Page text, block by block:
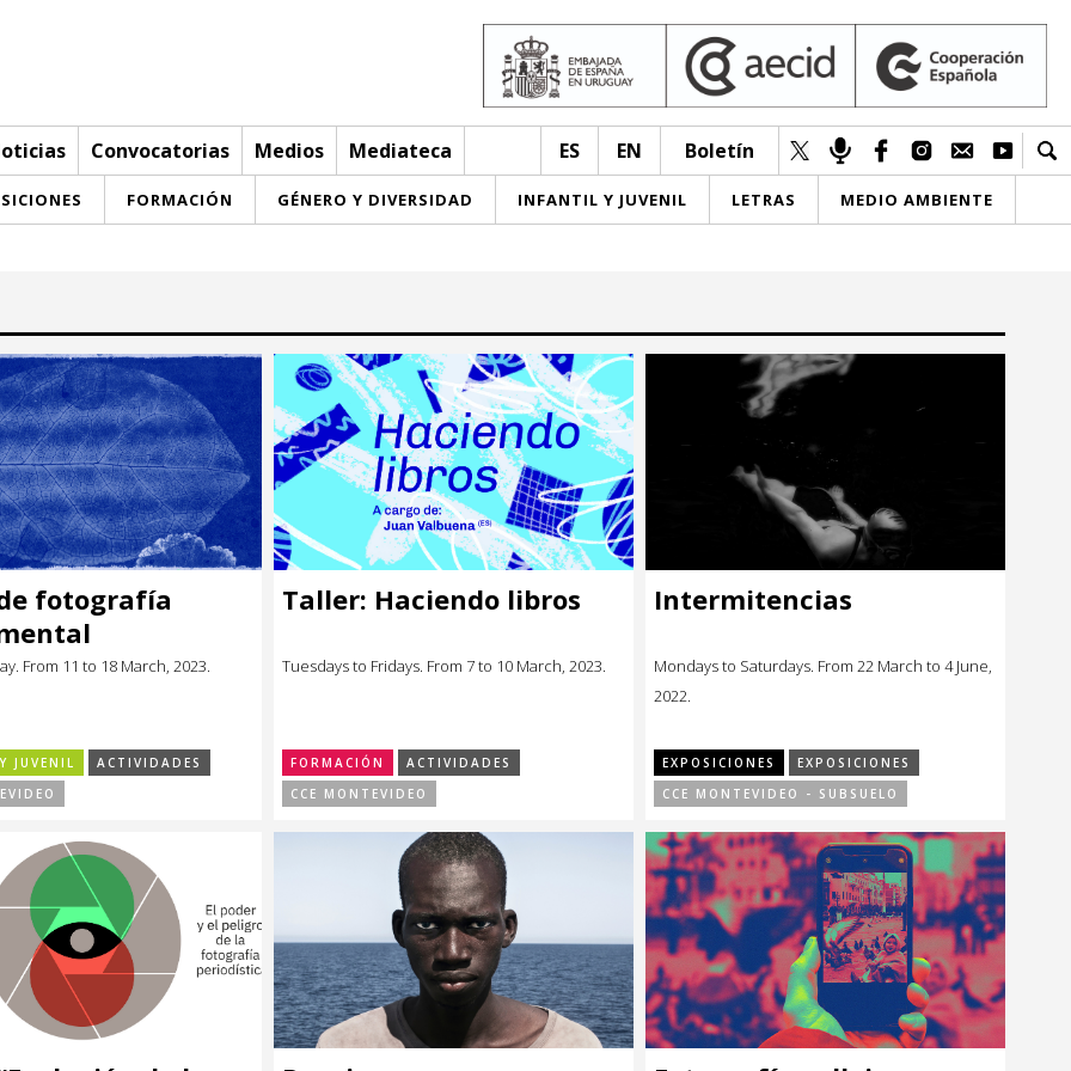
Convocatorias Medios Mediateca ES EN Boletín
FORMACIÓN GÉNERO Y DIVERSIDAD INFANTIL Y JUVENIL LETRAS MEDIO AMBIENTE
fotografía
From 11 to 18 March, 2023.
JUVENIL
ACTIVIDADES
Taller: Haciendo libros
Tuesdays to Fridays. From 7 to 10 March, 2023.
FORMACIÓN
ACTIVIDADES
CCE MONTEVIDEO
Intermitencias
Mondays to Saturdays. From 22 March to 4 June,
2022.
EXPOSICIONES
EXPOSICIONES
CCE MONTEVIDEO - SUBSUELO